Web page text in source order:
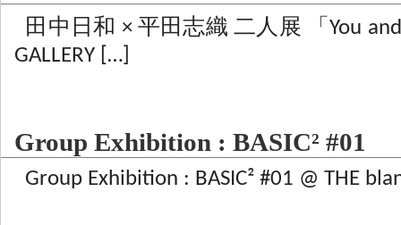
田中日和 × 平田志織 二人展 「You
GALLERY […]
Group Exhibition : BASIC² #01
Group Exhibition : BASIC² #01 @ THE